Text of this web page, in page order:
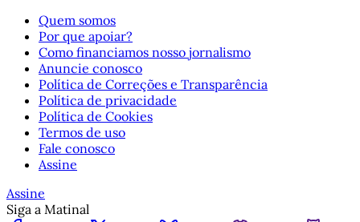
Quem somos
Por que apoiar?
Como financiamos nosso jornalismo
Anuncie conosco
Política de Correções e Transparência
Política de privacidade
Política de Cookies
Termos de uso
Fale conosco
Assine
Assine
Siga a Matinal